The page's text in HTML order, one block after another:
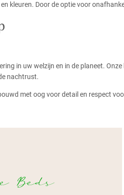
kleuren. Door de optie voor
in uw welzijn en in de planeet.
nachtrust.
met oog voor detail en respect
Beds